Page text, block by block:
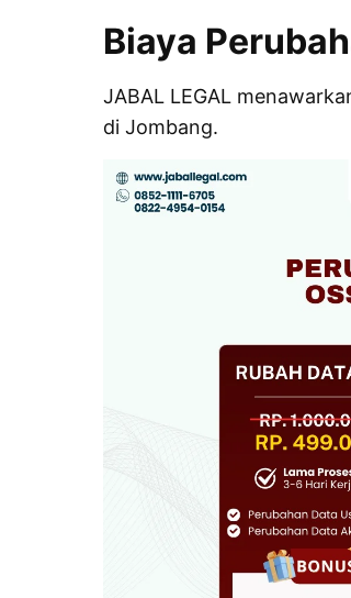
Biaya
JABAL LEGAL
di Jombang.